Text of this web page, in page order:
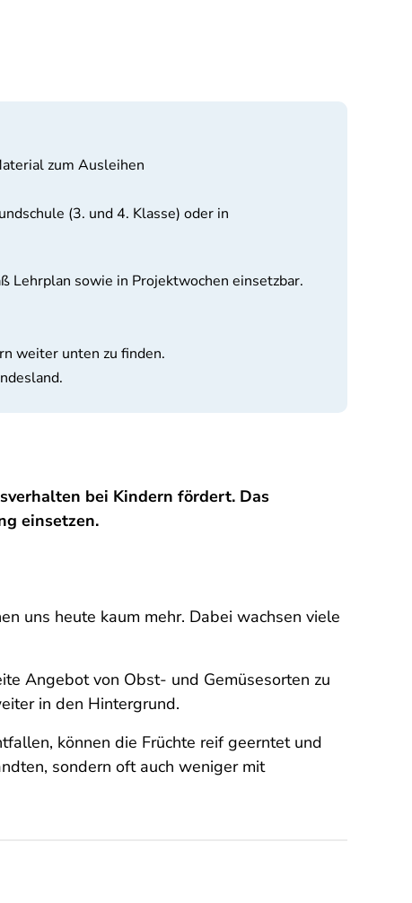
zum Ausleihen
(3. und 4. Klasse) oder in
Lehrplan sowie in Projektwochen einsetzbar.
weiter unten zu finden.
bei Kindern fördert. Das
einsetzen.
uns heute kaum mehr. Dabei wachsen viele
Angebot von Obst- und Gemüsesorten zu
in den Hintergrund.
können die Früchte reif geerntet und
sondern oft auch weniger mit